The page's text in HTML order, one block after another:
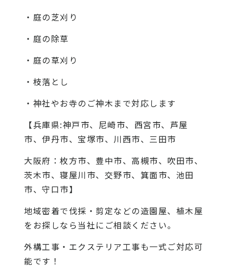
・庭の芝刈り
・庭の除草
・庭の草刈り
・枝落とし
・神社やお寺のご神木まで対応します
【兵庫県:神戸市、尼崎市、西宮市、芦屋
市、伊丹市、宝塚市、川西市、三田市
大阪府：枚方市、豊中市、高槻市、吹田市、
茨木市、寝屋川市、交野市、箕面市、池田
市、守口市】
地域密着で伐採・剪定などの造園屋、植木屋
をお探しなら当社にご相談ください。
外構工事・エクステリア工事も一式ご対応可
能です！